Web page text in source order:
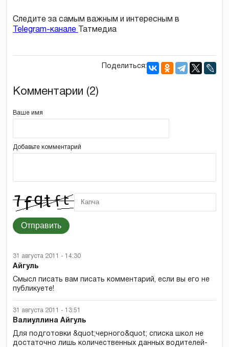
Следите за самым важным и интересным в
Telegram-канале
Татмедиа
Поделиться:
Комментарии (2)
Ваше имя
Добавьте комментарий
Отправить
31 августа 2011 - 14:30
Айгуль
Смысл писать вам писать комментарий, если вы его не
публикуете!
31 августа 2011 - 13:51
Валиуллина Айгуль
Для подготовки &quot;черного&quot; списка школ не
достаточно лишь количественных данных водителей-